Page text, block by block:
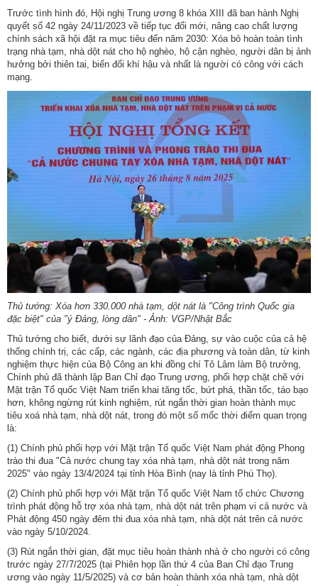
Trước tình hình đó, Hội nghị Trung ương 8 khóa XIII đã ban hành Nghị
quyết số 42 ngày 24/11/2023 về tiếp tục đổi mới, nâng cao chất lượng
chính sách xã hội đặt ra mục tiêu đến năm 2030: Xóa bỏ hoàn toàn tình
trạng nhà tạm, nhà dột nát cho hộ nghèo, hộ cận nghèo, người dân bị ảnh
hưởng bởi thiên tai, biến đổi khí hậu và nhất là người có công với cách
mạng.
Thủ tướng: Xóa hơn 330.000 nhà tạm, dột nát là "Công trình Quốc gia
đặc biệt" của "ý Đảng, lòng dân" - Ảnh: VGP/Nhật Bắc
Thủ tướng cho biết, dưới sự lãnh đạo của Đảng, sự vào cuộc của cả hệ
thống chính trị, các cấp, các ngành, các địa phương và toàn dân, từ kinh
nghiệm thực hiện của Bộ Công an khi đồng chí Tô Lâm làm Bộ trưởng,
Chính phủ đã thành lập Ban Chỉ đạo Trung ương, phối hợp chặt chẽ với
Mặt trận Tổ quốc Việt Nam triển khai tăng tốc, bứt phá, thần tốc, táo bạo
hơn, không ngừng rút kinh nghiệm, rút ngắn thời gian hoàn thành mục
tiêu xoá nhà tạm, nhà dột nát, trong đó một số mốc thời điểm quan trọng
là:
(1) Chính phủ phối hợp với Mặt trận Tổ quốc Việt Nam phát động Phong
trào thi đua "Cả nước chung tay xóa nhà tạm, nhà dột nát trong năm
2025" vào ngày 13/4/2024 tại tỉnh Hòa Bình (nay là tỉnh Phú Thọ).
(2) Chính phủ phối hợp với Mặt trận Tổ quốc Việt Nam tổ chức Chương
trình phát động hỗ trợ xóa nhà tạm, nhà dột nát trên phạm vi cả nước và
Phát động 450 ngày đêm thi đua xóa nhà tạm, nhà dột nát trên cả nước
vào ngày 5/10/2024.
(3) Rút ngắn thời gian, đặt mục tiêu hoàn thành nhà ở cho người có công
trước ngày 27/7/2025 (tại Phiên họp lần thứ 4 của Ban Chỉ đạo Trung
ương vào ngày 11/5/2025) và cơ bản hoàn thành xóa nhà tạm, nhà dột